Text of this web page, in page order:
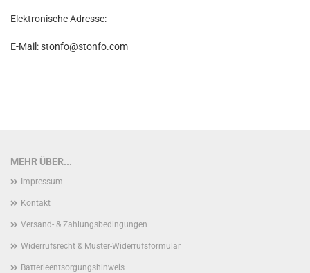
Elektronische Adresse:
E-Mail: stonfo@stonfo.com
MEHR ÜBER...
Impressum
Kontakt
Versand- & Zahlungsbedingungen
Widerrufsrecht & Muster-Widerrufsformular
Batterieentsorgungshinweis